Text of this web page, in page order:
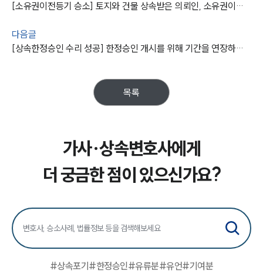
가사·상속전문변호사
소식/자료
언론보도
법률서식
뉴스레터/브로슈어
세미나
대륜법률상담예약
대륜법률상담예약
[소유권이전등기 승소] 토지와 건물 상속받은 의뢰인, 소유권이전등기절차 이행 판결을 받아냄
다음글
[상속한정승인 수리 성공] 한정승인 개시를 위해 기간을 연장하고 법원의 수리를 이끌어냄
목록
가사·상속변호사에게
더 궁금한 점이 있으신가요?
#상속포기 #한정승인#유류분#유언#기여분